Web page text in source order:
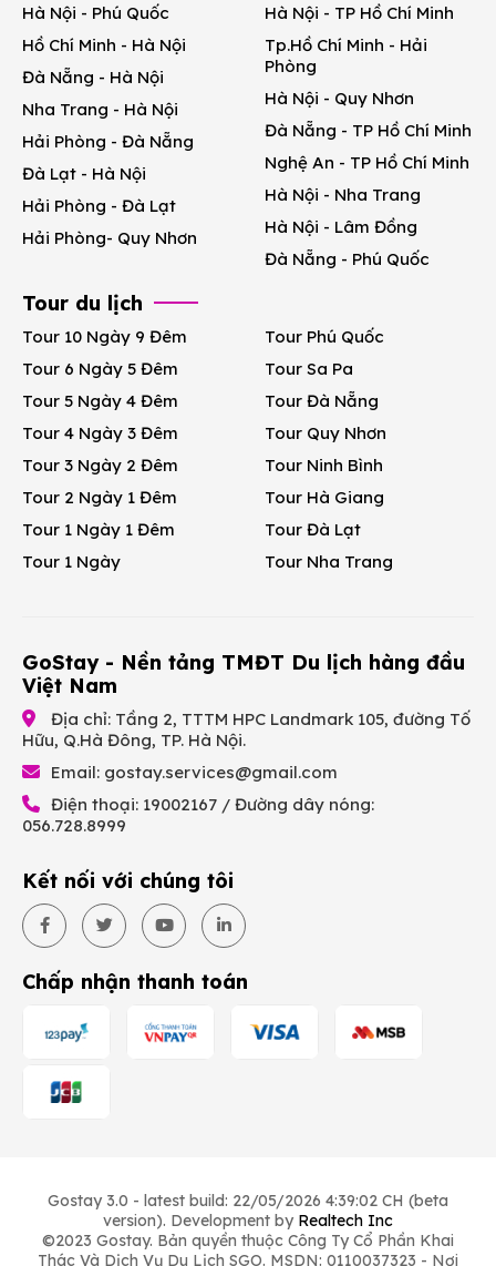
Hà Nội - Phú Quốc
Hồ Chí Minh - Hà Nội
Đà Nẵng - Hà Nội
Nha Trang - Hà Nội
Hải Phòng - Đà Nẵng
Đà Lạt - Hà Nội
Hải Phòng - Đà Lạt
Hải Phòng- Quy Nhơn
Hà Nội - TP Hồ Chí Minh
Tp.Hồ Chí Minh - Hải
Phòng
Hà Nội - Quy Nhơn
Đà Nẵng - TP Hồ Chí Minh
Nghệ An - TP Hồ Chí Minh
Hà Nội - Nha Trang
Hà Nội - Lâm Đồng
Đà Nẵng - Phú Quốc
Tour du lịch
Tour 10 Ngày 9 Đêm
Tour 6 Ngày 5 Đêm
Tour 5 Ngày 4 Đêm
Tour 4 Ngày 3 Đêm
Tour 3 Ngày 2 Đêm
Tour 2 Ngày 1 Đêm
Tour 1 Ngày 1 Đêm
Tour 1 Ngày
Tour Phú Quốc
Tour Sa Pa
Tour Đà Nẵng
Tour Quy Nhơn
Tour Ninh Bình
Tour Hà Giang
Tour Đà Lạt
Tour Nha Trang
GoStay - Nền tảng TMĐT Du lịch hàng đầu
Việt Nam
Địa chỉ: Tầng 2, TTTM HPC Landmark 105, đường Tố
Hữu, Q.Hà Đông, TP. Hà Nội.
Email: gostay.services@gmail.com
Điện thoại: 19002167 / Đường dây nóng:
056.728.8999
Kết nối với chúng tôi
Chấp nhận thanh toán
Gostay 3.0 - latest build: 22/05/2026 4:39:02 CH (beta
version). Development by Realtech Inc
©2023 Gostay. Bản quyền thuộc Công Ty Cổ Phần Khai
Thác Và Dịch Vụ Du Lịch SGO. MSDN: 0110037323 - Nơi